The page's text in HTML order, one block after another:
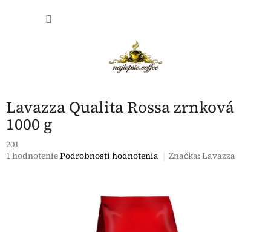
Lavazza Qualita Rossa zrnková
1000 g
201
Priemerné
1 hodnoteniePodrobnosti hodnotenia Značka:Lavazza